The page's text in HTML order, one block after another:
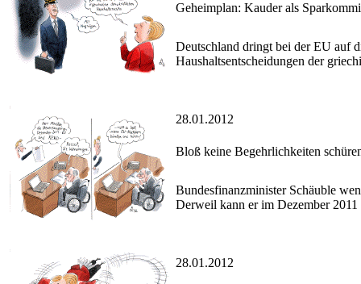
Geheimplan: Kauder als
Deutschland dringt bei der EU auf
Haushaltsentscheidungen der
28.01.2012
Bloß keine Begehrlichkeiten
Bundesfinanzminister Schäuble
Derweil kann er im Dezember 2011
28.01.2012